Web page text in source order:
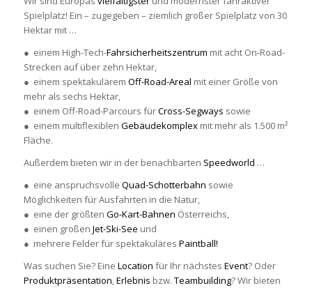
Spielplatz! Ein – zugegeben – ziemlich großer Spielplatz von 30
Hektar mit …
● einem High-Tech-Fahrsicherheitszentrum mit acht On-Road-
Strecken auf über zehn Hektar,
● einem spektakulärem Off-Road-Areal mit einer Größe von
mehr als sechs Hektar,
● einem Off-Road-Parcours fürCross-Segways sowie
● einem multiflexiblen Gebäudekomplexmit mehr als 1.500 m²
Fläche.
Außerdem bieten wir in der benachbarten Speedworld …
● eine anspruchsvolle Quad-Schotterbahn sowie
Möglichkeiten für Ausfahrten in die Natur,
● eine der größten Go-Kart-Bahnen Österreichs,
● einen großen Jet-Ski-See und
● mehrere Felder für spektakuläres Paintball!
Was suchen Sie? Eine Location für Ihr nächstes Event? Oder
Produktpräsentation,Erlebnis bzw. Teambuilding? Wir bieten